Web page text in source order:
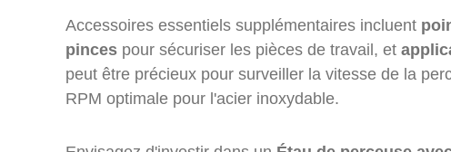
Accessoires essentiels supplémentaires incluent
pinces pour sécuriser les pièces de travail, et
peut être précieux pour surveiller la vitesse de la
RPM optimale pour l'acier inoxydable.